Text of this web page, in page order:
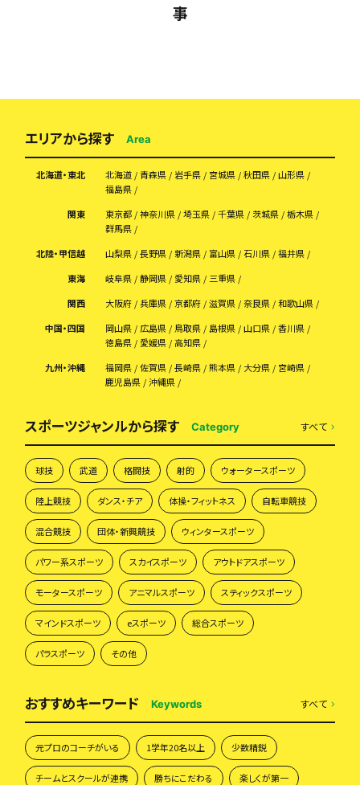
事
エリアから探す Area
北海道・東北 北海道 青森県 岩手県 宮城県 秋田県
山形県
福島県
関東
東京都 神奈川県 埼玉県 千葉県 茨城県
栃木県
群馬県
北陸・甲信越
山梨県 長野県 新潟県 富山県 石川県
福井県
東海
岐阜県 静岡県 愛知県
三重県
関西
大阪府 兵庫県 京都府 滋賀県 奈良県
和歌山県
中国・四国
岡山県 広島県 鳥取県 島根県 山口県
香川県
徳島県
愛媛県
高知県
九州・沖縄
福岡県 佐賀県 長崎県 熊本県 大分県
宮崎県
鹿児島県
沖縄県
スポーツジャンルから探す Category すべて
球技 武道 格闘技 射的 ウォータースポーツ
陸上競技 ダンス・チア 体操・フィットネス 自転車競技
混合競技 団体・新興競技 ウィンタースポーツ
パワー系スポーツ スカイスポーツ アウトドアスポーツ
モータースポーツ アニマルスポーツ スティックスポーツ
マインドスポーツ eスポーツ 総合スポーツ
パラスポーツ その他
おすすめキーワード Keywords すべて
元プロのコーチがいる 1学年20名以上 少数精鋭
チームとスクールが連携 勝ちにこだわる 楽しくが第一